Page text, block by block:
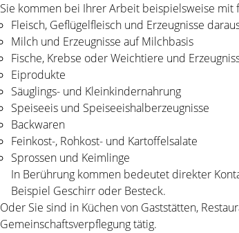
Sie kommen bei Ihrer Arbeit beispielsweise
Fleisch, Geflügelfleisch und Erzeugnisse
Milch und Erzeugnisse auf Milchbasis
Fische, Krebse oder Weichtiere und
Eiprodukte
Säuglings- und Kleinkindernahrung
Speiseeis und Speiseeishalberzeugnisse
Backwaren
Feinkost-, Rohkost- und Kartoffelsalate
Sprossen und Keimlinge
In Berührung kommen bedeutet direkter
Beispiel Geschirr oder Besteck.
Oder Sie sind in Küchen von Gaststätten,
Gemeinschaftsverpflegung tätig.